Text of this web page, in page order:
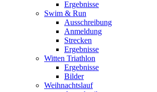
Ergebnisse
Swim & Run
Ausschreibung
Anmeldung
Strecken
Ergebnisse
Witten Triathlon
Ergebnisse
Bilder
Weihnachtslauf